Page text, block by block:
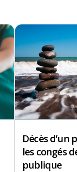
Décès d’un
les congés
publique